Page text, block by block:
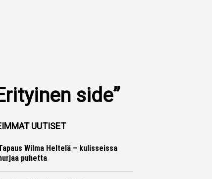
side”
UUTISET
Wilma Heltelä – kulisseissa
puhetta